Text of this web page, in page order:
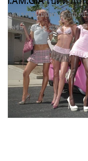
แฟชั่น
ลุคแรงจนไม่มีทางถูกมองข้
Apr 23, 2026